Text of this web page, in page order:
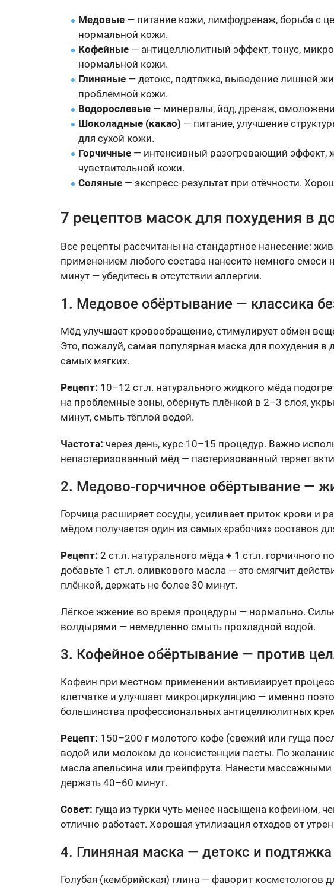
Медовые — питание кожи, лимфодренаж, борьба с
нормальной кожи.
Кофейные — антицеллюлитный эффект, тонус,
нормальной кожи.
Глиняные — детокс, подтяжка, выведение лишней
проблемной кожи.
Водорослевые — минералы, йод, дренаж,
Шоколадные (какао) — питание, улучшение
для сухой кожи.
Горчичные — интенсивный разогревающий эффект,
чувствительной кожи.
Соляные — экспресс-результат при отёчности.
7 рецептов масок для похудения в
Все рецепты рассчитаны на стандартное нанесение:
применением любого состава нанесите немного смеси
минут — убедитесь в отсутствии аллергии.
1. Медовое обёртывание — классика
Мёд улучшает кровообращение, стимулирует обмен
Это, пожалуй, самая популярная маска для похудения
самых мягких.
Рецепт: 10–12 ст.л. натурального жидкого мёда
на проблемные зоны, обернуть плёнкой в 2–3 слоя,
минут, смыть тёплой водой.
Частота: через день, курс 10–15 процедур. Важно
непастеризованный мёд — пастеризованный теряет
2. Медово-горчичное обёртывание —
Горчица расширяет сосуды, усиливает приток крови и
мёдом получается один из самых «рабочих» составов
Рецепт: 2 ст.л. натурального мёда + 1 ст.л. горчичного
добавьте 1 ст.л. оливкового масла — это смягчит
плёнкой, держать не более 30 минут.
Лёгкое жжение во время процедуры — нормально.
волдырями — немедленно смыть прохладной водой.
3. Кофейное обёртывание — против
Кофеин при местном применении активизирует
клетчатке и улучшает микроциркуляцию — именно
большинства профессиональных антицеллюлитных
Рецепт: 150–200 г молотого кофе (свежий или гуща
водой или молоком до консистенции пасты. По
масла апельсина или грейпфрута. Нанести
держать 40–60 минут.
Совет: гуща из турки чуть менее насыщена кофеином,
отлично работает. Хорошая утилизация отходов от
4. Глиняная маска — детокс и
Голубая (кембрийская) глина — фаворит косметологов